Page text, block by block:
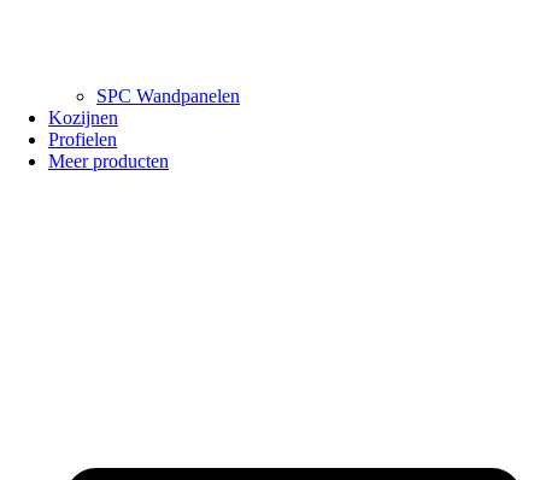
SPC Wandpanelen
Kozijnen
Profielen
Meer producten